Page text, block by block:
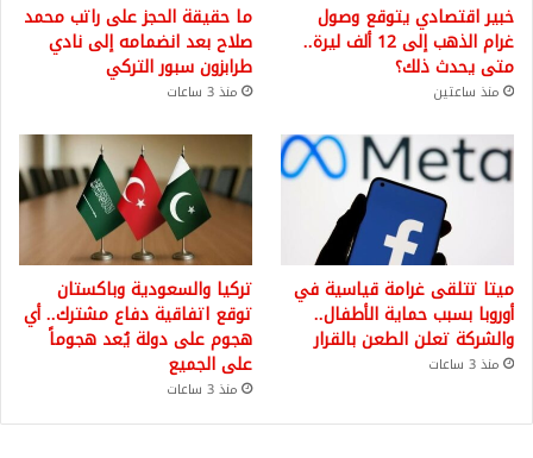
خبير اقتصادي يتوقع وصول
غرام الذهب إلى 12 ألف ليرة..
متى يحدث ذلك؟
منذ ساعتين
ما حقيقة الحجز على راتب محمد
صلاح بعد انضمامه إلى نادي
طرابزون سبور التركي
منذ 3 ساعات
ميتا تتلقى غرامة قياسية في
أوروبا بسبب حماية الأطفال..
والشركة تعلن الطعن بالقرار
منذ 3 ساعات
تركيا والسعودية وباكستان
توقع اتفاقية دفاع مشترك.. أي
هجوم على دولة يُعد هجوماً
على الجميع
منذ 3 ساعات